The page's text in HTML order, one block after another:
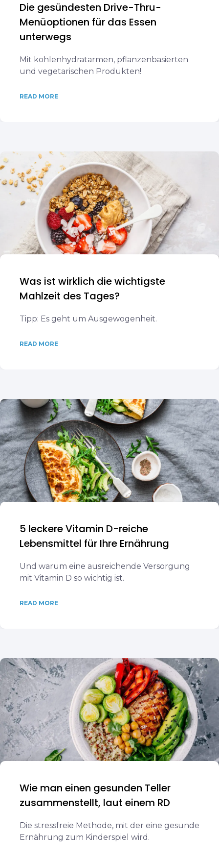
Die gesündesten Drive-Thru-
Menüoptionen für das Essen
unterwegs
Mit kohlenhydratarmen, pflanzenbasierten
und vegetarischen Produkten!
READ MORE
Was ist wirklich die wichtigste
Mahlzeit des Tages?
Tipp: Es geht um Ausgewogenheit.
READ MORE
5 leckere Vitamin D-reiche
Lebensmittel für Ihre Ernährung
Und warum eine ausreichende Versorgung
mit Vitamin D so wichtig ist.
READ MORE
Wie man einen gesunden Teller
zusammenstellt, laut einem RD
Die stressfreie Methode, mit der eine gesunde
Ernährung zum Kinderspiel wird.